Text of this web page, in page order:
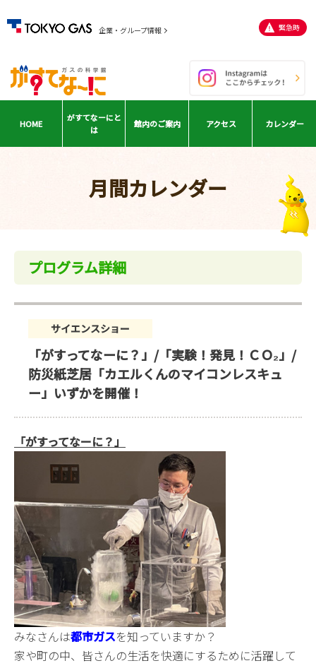
企業・グループ情報 緊急時
HOME
がすてなーにと
は
館内のご案内 アクセス カレンダー
月間カレンダー
プログラム詳細
サイエンスショー
「がすってなーに？」/「実験！発見！ＣＯ₂」/
防災紙芝居「カエルくんのマイコンレスキュ
ー」いずかを開催！
「がすってなーに？」
みなさんは都市ガスを知っていますか？
家や町の中、皆さんの生活を快適にするために活躍して